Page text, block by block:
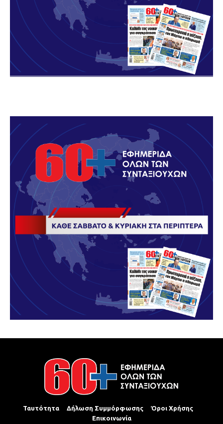
Ταυτότητα Δήλωση Συμμόρφωσης
Όροι Χρήσης
Επικοινωνία